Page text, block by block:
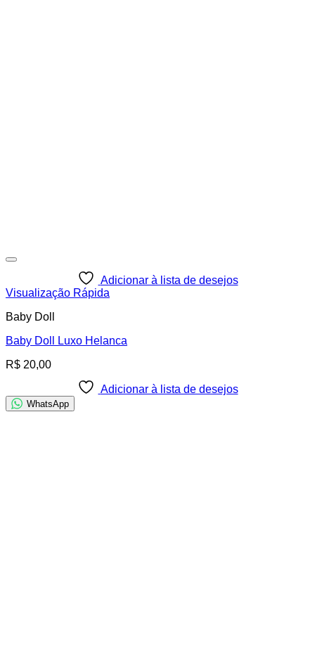
Adicionar à lista de desejos
Visualização Rápida
Baby Doll
Baby Doll Luxo Helanca
R$ 20,00
Adicionar à lista de desejos
WhatsApp